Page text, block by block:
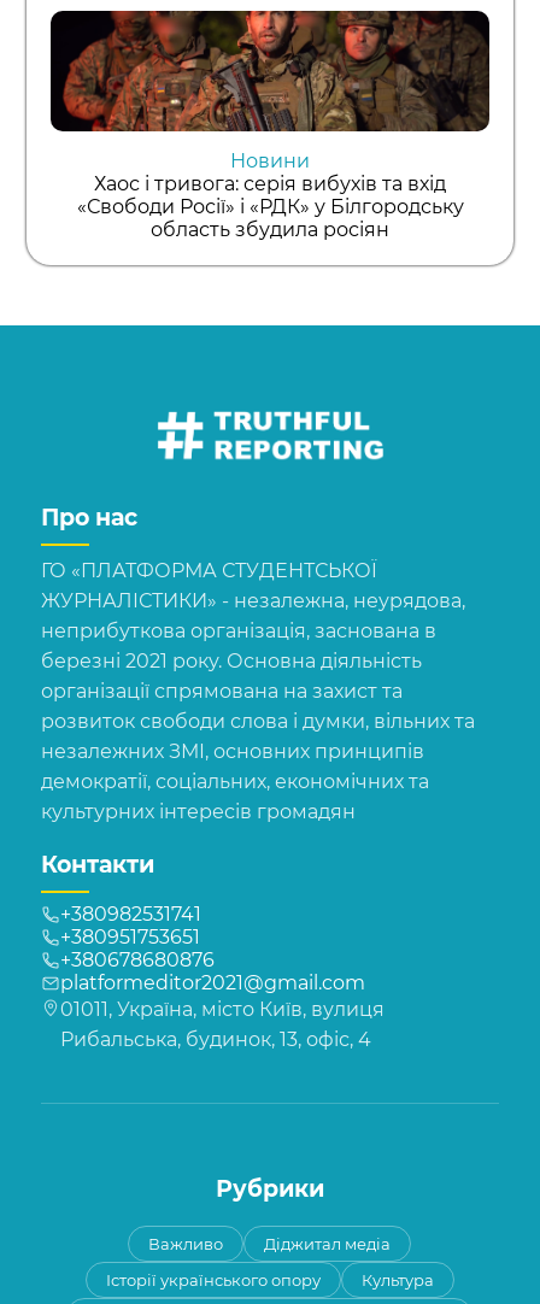
Новини
Хаос і тривога: серія вибухів та вхід
«Свободи Росії» і «РДК» у Білгородську
область збудила росіян
Про нас
ГО «ПЛАТФОРМА СТУДЕНТСЬКОЇ
ЖУРНАЛІСТИКИ» - незалежна, неурядова,
неприбуткова організація, заснована в
березні 2021 року. Основна діяльність
організації спрямована на захист та
розвиток свободи слова і думки, вільних та
незалежних ЗМІ, основних принципів
демократії, соціальних, економічних та
культурних інтересів громадян
Контакти
+380982531741
+380951753651
+380678680876
platformeditor2021@gmail.com
01011, Україна, місто Київ, вулиця
Рибальська, будинок, 13, офіс, 4
Рубрики
Важливо
Діджитал медіа
Історії українського опору
Культура